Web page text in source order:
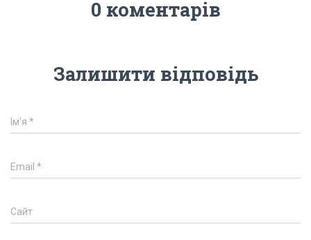
0 коментарів
Залишити відповідь
Ім'я *
Email *
Сайт